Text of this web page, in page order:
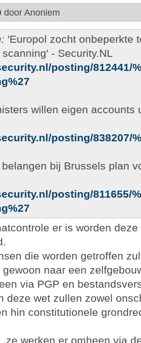
door Anoniem
'Europol zocht onbeperkte
- Security.NL
posting/812441/
willen eigen accounts
posting/838207/
bij Brussels plan
posting/811655/
er is worden
die worden getroffen
naar een
via PGP en
deze wet zullen zowel
hin constitutionele
ze werken er omheen via